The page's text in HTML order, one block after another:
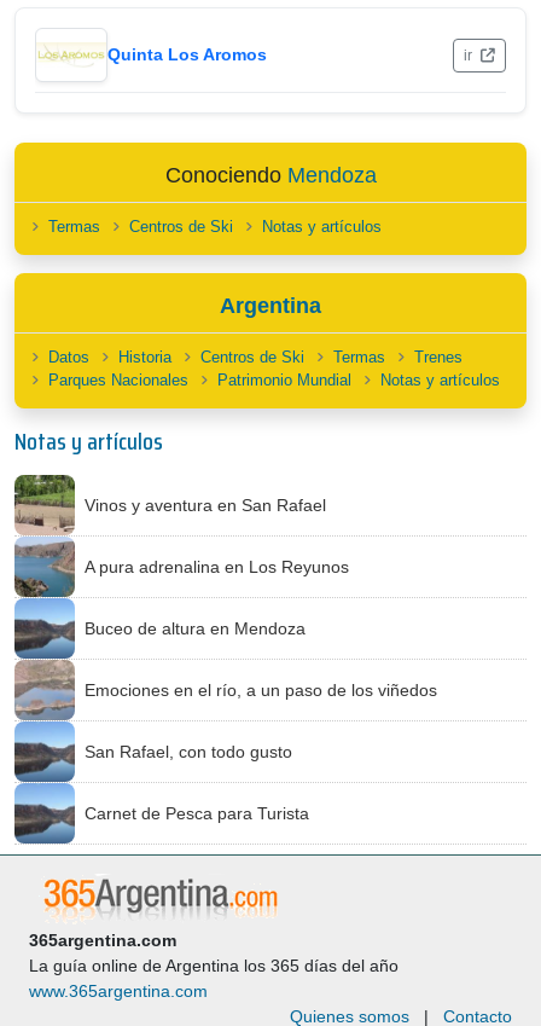
Quinta Los Aromos ir
Conociendo Mendoza
Termas Centros de Ski Notas y artículos
Argentina
Datos Historia Centros de Ski Termas
Trenes
Parques Nacionales
Patrimonio Mundial Notas y artículos
Notas y artículos
Vinos y aventura en San Rafael
A pura adrenalina en Los Reyunos
Buceo de altura en Mendoza
Emociones en el río, a un paso de los viñedos
San Rafael, con todo gusto
Carnet de Pesca para Turista
365argentina.com
La guía online de Argentina los 365 días del año
www.365argentina.com
Quienes somos | Contacto